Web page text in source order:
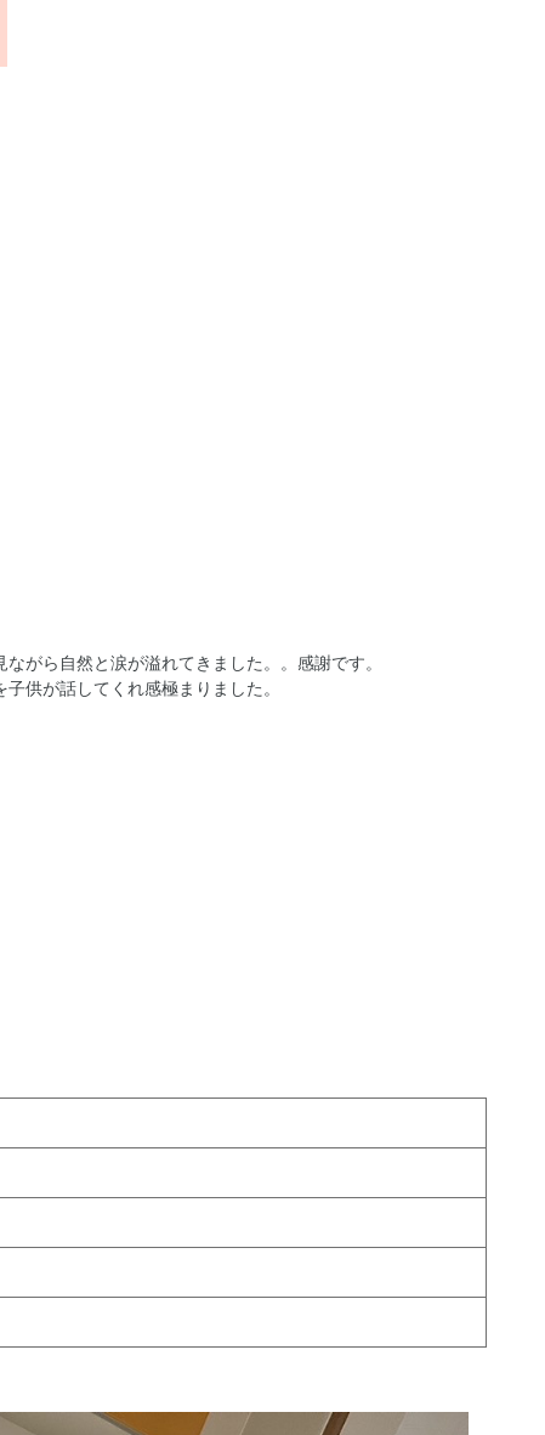
がら自然と涙が溢れてきました。。感謝です。
供が話してくれ感極まりました。